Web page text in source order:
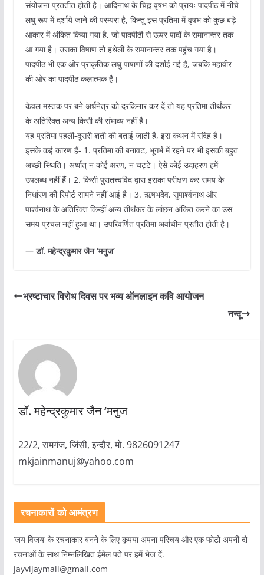
संयोजना प्रततीत होती है। आदिनाथ के चिह्न वृषभ को प्रायः पादपीठ में नीचे
लघु रूप में दर्शाये जाने की परम्परा है, किन्तु इस प्रतिमा में वृषभ को कुछ बड़े
आकार में अंकित किया गया है, जो पादपीठी से ऊपर पादों के समानान्तर तक
आ गया है। उसका विषाण तो हथेली के समानान्तर तक पहुंच गया है।
पादपीठ भी एक ओर प्राकृतिक लघु पाषाणों की दर्शाई गई है, जबकि महावीर
की ओर का पादपीठ कलात्मक है।
केवल मस्तक पर बने अर्धनेत्र को दरकिनार कर दें तो यह प्रतिमा तीर्थंकर
के अतिरिक्त अन्य किसी की संभाव्य नहीं है।
यह प्रतिमा पहली-दूसरी शती की बताई जाती है, इस कथन में संदेह है।
इसके कई कारण हैं- 1. प्रतिमा की बनावट, भूगर्भ में रहने पर भी इसकी बहुत
अच्छी स्थिति। अर्थात् न कोई क्षरण, न चट्टे। ऐसे कोई उदाहरण हमें
उपलब्ध नहीं हैं। 2. किसी पुरातत्त्वविद द्वारा इसका परीक्षण कर समय के
निर्धारण की रिपोर्ट सामने नहीं आई है। 3. ऋषभदेव, सुपार्श्वनाथ और
पार्श्वनाथ के अतिरिक्त किन्हीं अन्य तीर्थंकर के लांछन अंकित करने का उस
समय प्रचल नहीं हुआ था। उपरिवर्णित प्रतिमा अर्वाचीन प्रतीत होती है।
— डॉ. महेन्द्रकुमार जैन ‘मनुज’
भ्रष्टाचार विरोध दिवस पर भव्य ऑनलाइन कवि आयोजन
नन्दू
डॉ. महेन्द्रकुमार जैन ‘मनुज
22/2, रामगंज, जिंसी, इन्दौर, मो. 9826091247
mkjainmanuj@yahoo.com
रचनाकारों को आमंत्रण
‘जय विजय’ के रचनाकार बनने के लिए कृपया अपना परिचय और एक फोटो अपनी दो
रचनाओं के साथ निम्नलिखित ईमेल पते पर हमें भेज दें.
jayvijaymail@gmail.com